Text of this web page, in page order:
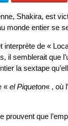
Shakira, est
monde entier se
interprète de «
il semblerait que
la sextape
« el Piqueton« , où
prouvent que